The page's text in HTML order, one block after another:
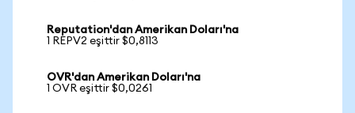
Reputation'dan Amerikan Doları'na
1 REPV2 eşittir $0,8113
OVR'dan Amerikan Doları'na
1 OVR eşittir $0,0261